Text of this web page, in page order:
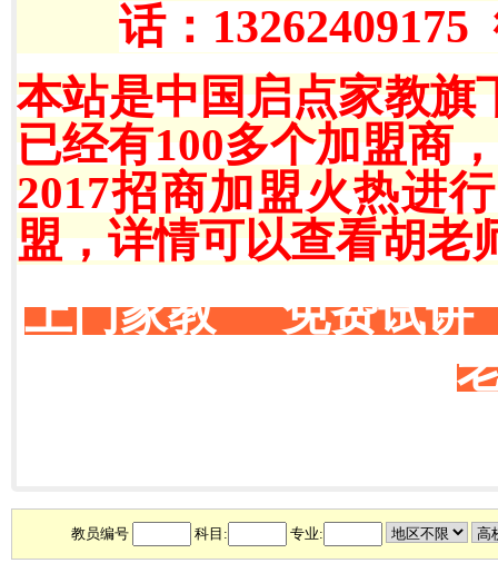
话：
本站是中国启点家教旗
已经有100多个加盟商
2017招商加盟火热进
盟，详情可以查看胡老
上门家教 免费试讲
教员编号 科目: 专业: